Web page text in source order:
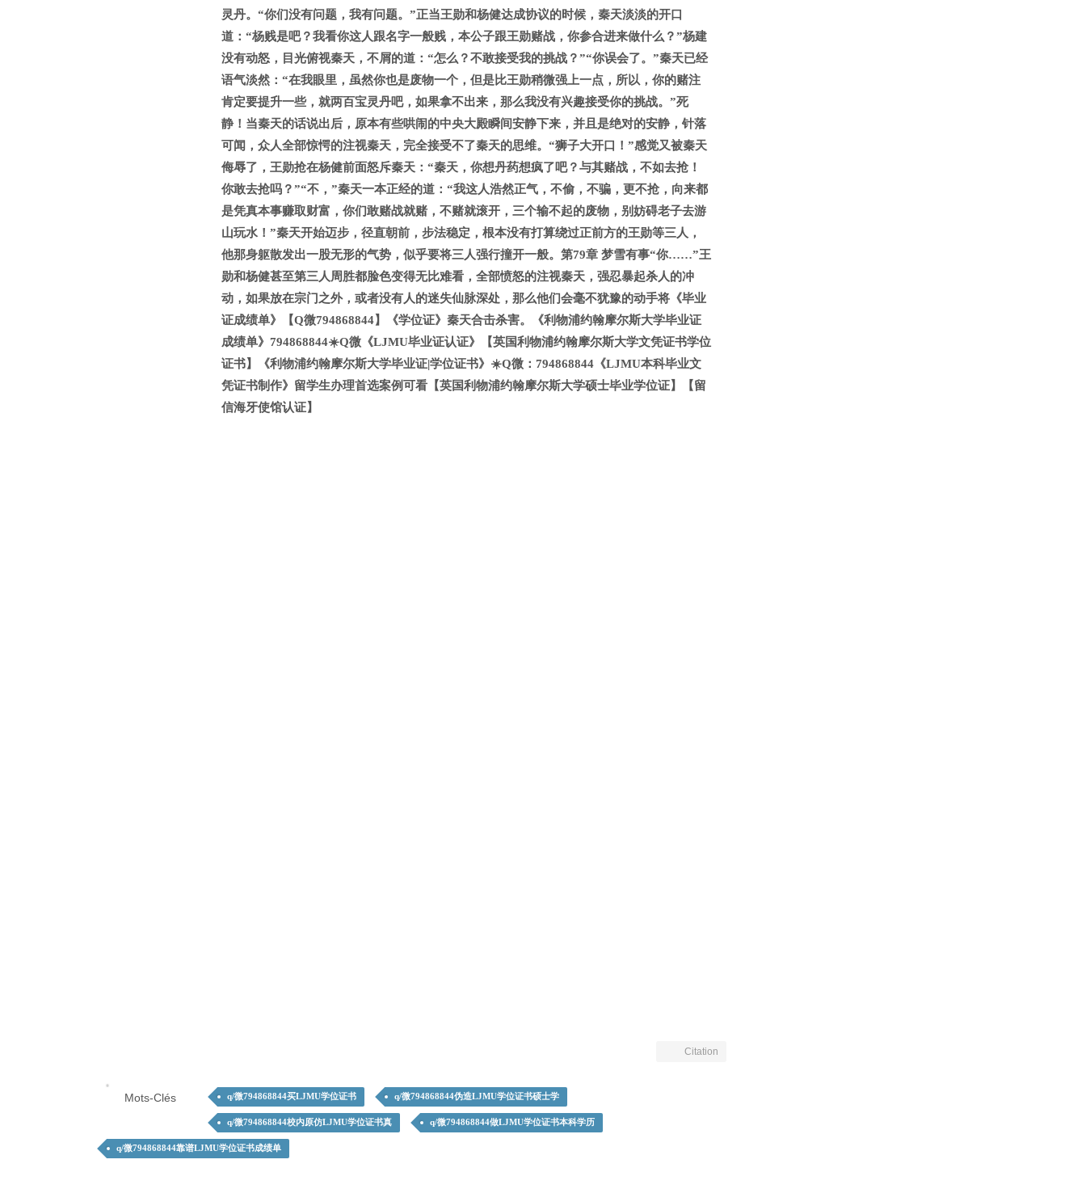
灵丹。“你们没有问题，我有问题。”正当王勋和杨健达成协议的时候，秦天淡淡的开口
道：“杨贱是吧？我看你这人跟名字一般贱，本公子跟王勋赌战，你参合进来做什么？”杨建
没有动怒，目光俯视秦天，不屑的道：“怎么？不敢接受我的挑战？”“你误会了。”秦天已经
语气淡然：“在我眼里，虽然你也是废物一个，但是比王勋稍微强上一点，所以，你的赌注
肯定要提升一些，就两百宝灵丹吧，如果拿不出来，那么我没有兴趣接受你的挑战。”死
静！当秦天的话说出后，原本有些哄闹的中央大殿瞬间安静下来，并且是绝对的安静，针落
可闻，众人全部惊愕的注视秦天，完全接受不了秦天的思维。“狮子大开口！”感觉又被秦天
侮辱了，王勋抢在杨健前面怒斥秦天：“秦天，你想丹药想疯了吧？与其赌战，不如去抢！
你敢去抢吗？”“不，”秦天一本正经的道：“我这人浩然正气，不偷，不骗，更不抢，向来都
是凭真本事赚取财富，你们敢赌战就赌，不赌就滚开，三个输不起的废物，别妨碍老子去游
山玩水！”秦天开始迈步，径直朝前，步法稳定，根本没有打算绕过正前方的王勋等三人，
他那身躯散发出一股无形的气势，似乎要将三人强行撞开一般。第79章 梦雪有事“你……”王
勋和杨健甚至第三人周胜都脸色变得无比难看，全部愤怒的注视秦天，强忍暴起杀人的冲
动，如果放在宗门之外，或者没有人的迷失仙脉深处，那么他们会毫不犹豫的动手将《毕业
证成绩单》【Q微794868844】《学位证》秦天合击杀害。《利物浦约翰摩尔斯大学毕业证
成绩单》794868844☀️Q微《LJMU毕业证认证》【英国利物浦约翰摩尔斯大学文凭证书学位
证书】《利物浦约翰摩尔斯大学毕业证|学位证书》☀️Q微：794868844《LJMU本科毕业文
凭证书制作》留学生办理首选案例可看【英国利物浦约翰摩尔斯大学硕士毕业学位证】【留
信海牙使馆认证】
Citation
Mots-Clés q/微794868844买LJMU学位证书 q/微794868844伪造LJMU学位证书硕士学
q/微794868844校内原仿LJMU学位证书真 q/微794868844做LJMU学位证书本科学历
q/微794868844靠谱LJMU学位证书成绩单